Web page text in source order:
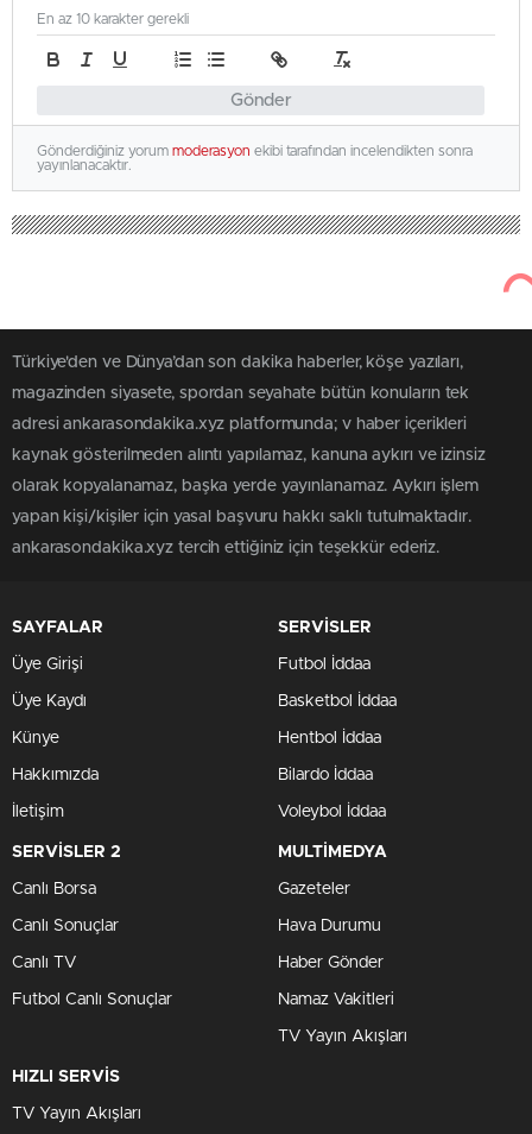
Gönder
En az 10 karakter gerekli
Gönderdiğiniz yorum moderasyon ekibi tarafından incelendikten sonra
yayınlanacaktır.
Türkiye'den ve Dünya’dan son dakika haberler, köşe yazıları,
magazinden siyasete, spordan seyahate bütün konuların tek
adresi ankarasondakika.xyz platformunda; v haber içerikleri
kaynak gösterilmeden alıntı yapılamaz, kanuna aykırı ve izinsiz
olarak kopyalanamaz, başka yerde yayınlanamaz. Aykırı işlem
yapan kişi/kişiler için yasal başvuru hakkı saklı tutulmaktadır.
ankarasondakika.xyz tercih ettiğiniz için teşekkür ederiz.
SAYFALAR
Üye Girişi
Üye Kaydı
Künye
Hakkımızda
İletişim
SERVİSLER
Futbol İddaa
Basketbol İddaa
Hentbol İddaa
Bilardo İddaa
Voleybol İddaa
SERVİSLER 2
Canlı Borsa
Canlı Sonuçlar
Canlı TV
Futbol Canlı Sonuçlar
MULTİMEDYA
Gazeteler
Hava Durumu
Haber Gönder
Namaz Vakitleri
TV Yayın Akışları
HIZLI SERVİS
TV Yayın Akışları